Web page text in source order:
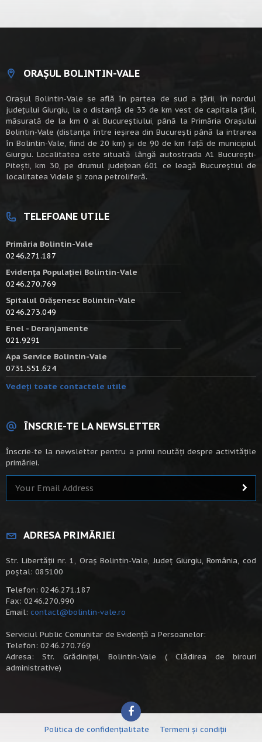
ORAȘUL BOLINTIN-VALE
Oraşul Bolintin-Vale se află în partea de sud a ţării, în nordul
judeţului Giurgiu, la o distanţă de 33 de km vest de capitala țării,
măsurată de la km 0 al Bucureștiului, până la Primăria Orașului
Bolintin-Vale (distanța între ieșirea din București până la intrarea
în Bolintin-Vale, fiind de 20 km) şi de 90 de km faţă de municipiul
Giurgiu. Localitatea este situată lângă autostrada A1 Bucureşti-
Piteşti, km 30, pe drumul judeţean 601 ce leagă Bucureştiul de
localitatea Videle şi zona petroliferă.
TELEFOANE UTILE
Primăria Bolintin-Vale
0246.271.187
Evidența Populației Bolintin-Vale
0246.270.769
Spitalul Orășenesc Bolintin-Vale
0246.273.049
Enel - Deranjamente
021.9291
Apa Service Bolintin-Vale
0731.551.624
Vedeți toate contactele utile
ÎNSCRIE-TE LA NEWSLETTER
Înscrie-te la newsletter pentru a primi noutăți despre activitățile
primăriei.
ADRESA PRIMĂRIEI
Str. Libertății nr. 1, Oraș Bolintin-Vale, Județ Giurgiu, România, cod
poștal: 085100
Telefon: 0246.271.187
Fax: 0246.270.990
Email: contact@bolintin-vale.ro
Serviciul Public Comunitar de Evidență a Persoanelor:
Telefon: 0246.270.769
Adresa: Str. Grădiniței, Bolintin-Vale ( Clădirea de birouri
administrative)
Politica de confidențialitate Termeni și condiții